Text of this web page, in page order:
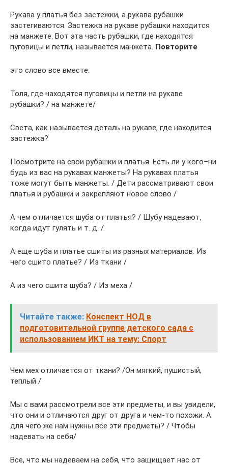
Рукава у платья без застежки, а рукава рубашки
застегиваются. Застежка на рукаве рубашки находится
на манжете. Вот эта часть рубашки, где находятся
пуговицы и петли, называется манжета. Повторите
это слово все вместе.
Толя, где находятся пуговицы и петли на рукаве
рубашки? / на манжете/
Света, как называется деталь на рукаве, где находится
застежка?
Посмотрите на свои рубашки и платья. Есть ли у кого–ни
будь из вас на рукавах манжеты? На рукавах платья
тоже могут быть манжеты. / Дети рассматривают свои
платья и рубашки и закрепляют новое слово /
А чем отличается шуба от платья? / Шубу надевают,
когда идут гулять и т. д. /
А еще шуба и платье сшиты из разных материалов. Из
чего сшито платье? / Из ткани /
А из чего сшита шуба? / Из меха /
Читайте также: Конспект НОД в
подготовительной группе детского сада с
использованием ИКТ на тему: Спорт
Чем мех отличается от ткани? /Он мягкий, пушистый,
теплый /
Мы с вами рассмотрели все эти предметы, и вы увидели,
что они и отличаются друг от друга и чем-то похожи. А
для чего же нам нужны все эти предметы? / Чтобы
надевать на себя/
Все, что мы надеваем на себя, что защищает нас от